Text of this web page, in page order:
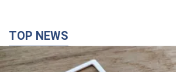
TOP NEWS